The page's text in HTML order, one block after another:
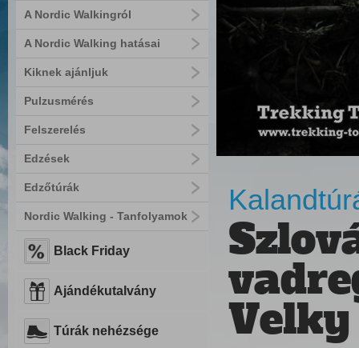
A Nordic Walkingról
A Nordic Walking hatásai
Kiknek ajánljuk
Pulzusmérés
Felszerelés
Edzések
Edzőtúrák
Nordic Walking - Tanfolyamok
Black Friday
Ajándékutalvány
Túrák nehézsége